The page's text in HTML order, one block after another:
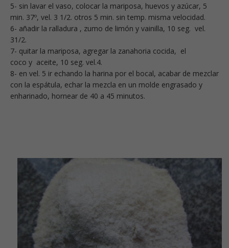
5- sin lavar el vaso, colocar la mariposa, huevos y azúcar, 5
min. 37º, vel. 3 1/2. otros 5 min. sin temp. misma velocidad.
6- añadir la ralladura , zumo de limón y vainilla, 10 seg. vel.
31/2.
7- quitar la mariposa, agregar la zanahoria cocida, el
coco y aceite, 10 seg. vel.4.
8- en vel. 5 ir echando la harina por el bocal, acabar de mezclar
con la espátula, echar la mezcla en un molde engrasado y
enharinado, hornear de 40 a 45 minutos.